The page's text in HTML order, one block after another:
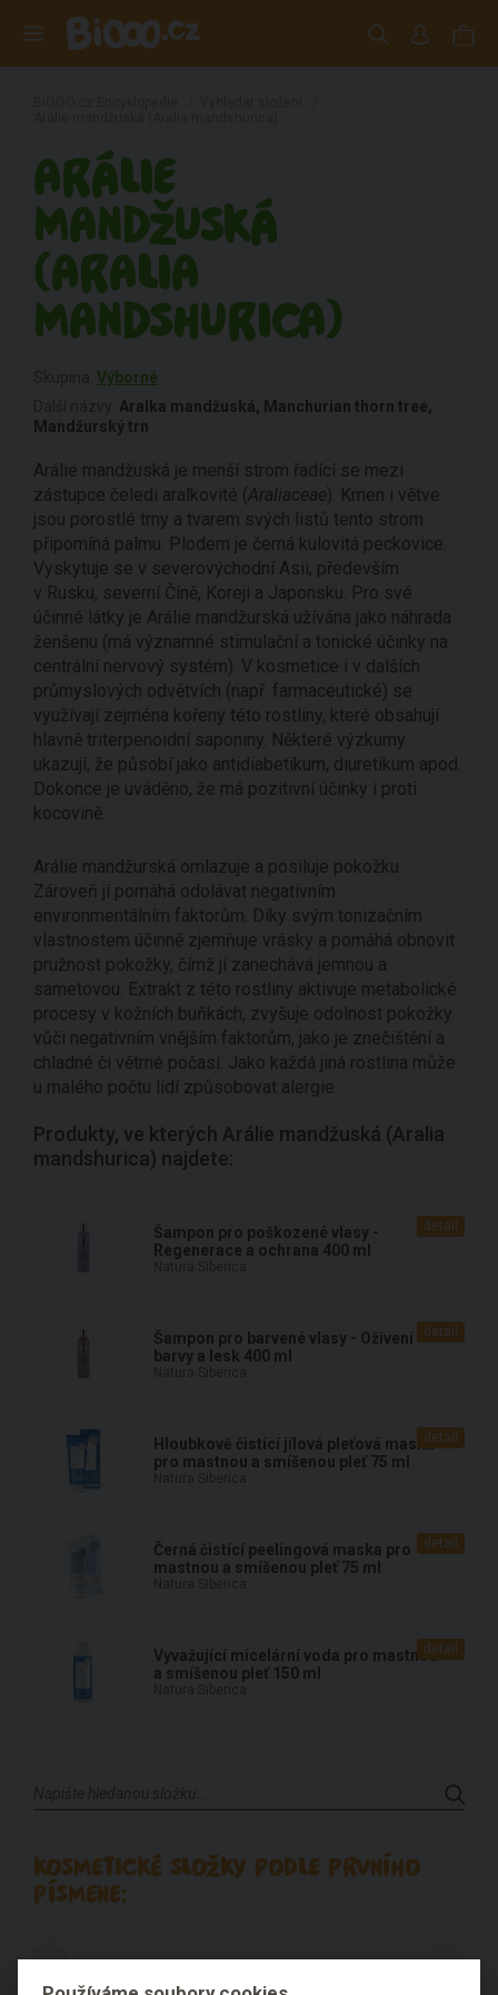
ARÁLIE
MANDŽUSKÁ
(ARALIA
MANDSHURICA)
Výborné
Aralka mandžuská, Manchurian thorn tree,
Mandžurský trn
Arálie mandžuská je menší strom řadící se mezi
zástupce čeledi aralkovité (Araliaceae). Kmen i větve
jsou porostlé trny a tvarem svých listů tento strom
připomíná palmu. Plodem je černá kulovitá peckovice.
Vyskytuje se v severovýchodní Asii, především
v Rusku, severní Číně, Koreji a Japonsku. Pro své
účinné látky je Arálie mandžurská užívána jako náhrada
ženšenu (má významné stimulační a tonické účinky na
centrální nervový systém). V kosmetice i v dalších
průmyslových odvětvích (např. farmaceutické) se
využívají zejména kořeny této rostliny, které obsahují
hlavně triterpenoidní saponiny. Některé výzkumy
ukazují, že působí jako antidiabetikum, diuretikum apod.
Dokonce je uváděno, že má pozitivní účinky i proti
kocovině.
Arálie mandžurská omlazuje a posiluje pokožku.
Zároveň jí pomáhá odolávat negativním
environmentálním faktorům. Díky svým tonizačním
vlastnostem účinně zjemňuje vrásky a pomáhá obnovit
pružnost pokožky, čímž jí zanechává jemnou a
sametovou. Extrakt z této rostliny aktivuje metabolické
procesy v kožních buňkách, zvyšuje odolnost pokožky
vůči negativním vnějším faktorům, jako je znečištění a
chladné či větrné počasí. Jako každá jiná rostlina může
u malého počtu lidí způsobovat alergie.
Produkty, ve kterých Arálie mandžuská (Aralia
mandshurica) najdete:
Šampon pro poškozené vlasy -
Regenerace a ochrana 400 ml
detail
Šampon pro barvené vlasy - Oživení
barvy a lesk 400 ml
detail
Hloubkově čistící jílová pleťová maska
pro mastnou a smíšenou pleť 75 ml
detail
Černá čistící peelingová maska pro
mastnou a smíšenou pleť 75 ml
detail
Vyvažující micelární voda pro mastnou
a smíšenou pleť 150 ml
detail
KOSMETICKÉ SLOŽKY PODLE PRVNÍHO
PÍSMENE: